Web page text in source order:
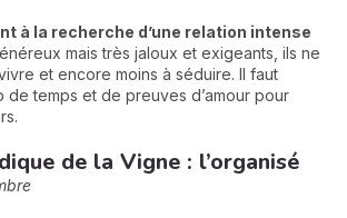
à la recherche d’une relation intense
mais très jaloux et exigeants, ils ne
et encore moins à séduire. Il faut
de temps et de preuves d’amour pour
de la Vigne : l’organisé